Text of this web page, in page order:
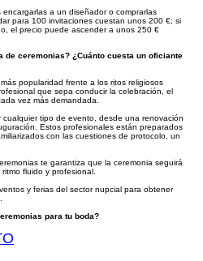
encargarlas a un diseñador o comprarlas
para 100 invitaciones cuestan unos 200 €; si
el precio puede ascender a unos 250 €
de ceremonias? ¿Cuánto cuesta un oficiante
popularidad frente a los ritos religiosos
que sepa conducir la celebración, el
vez más demandada.
tipo de evento, desde una renovación
Estos profesionales están preparados
con las cuestiones de protocolo, un
te garantiza que la ceremonia seguirá
fluido y profesional.
y ferias del sector nupcial para obtener
para tu boda?